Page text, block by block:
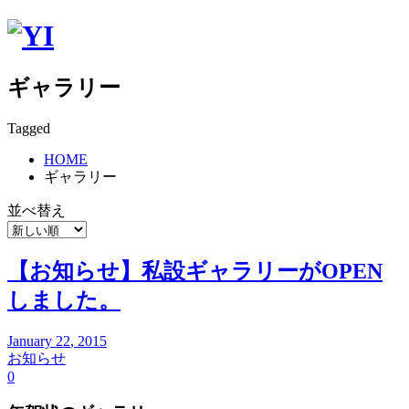
ギャラリー
Tagged
HOME
ギャラリー
並べ替え
【お知らせ】私設ギャラリーがOPEN
しました。
January 22, 2015
お知らせ
0